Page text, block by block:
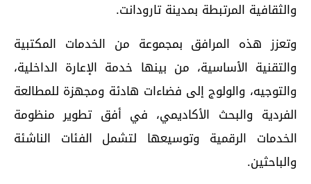
والثقافية المرتبطة بمدينة تارودانت.
وتعزز هذه المرافق بمجموعة من الخدمات المكتبية
والتقنية الأساسية، من بينها خدمة الإعارة الداخلية،
والتوجيه، والولوج إلى فضاءات هادئة ومجهزة للمطالعة
الفردية والبحث الأكاديمي، في أفق تطوير منظومة
الخدمات الرقمية وتوسيعها لتشمل الفئات الناشئة
والباحثين.